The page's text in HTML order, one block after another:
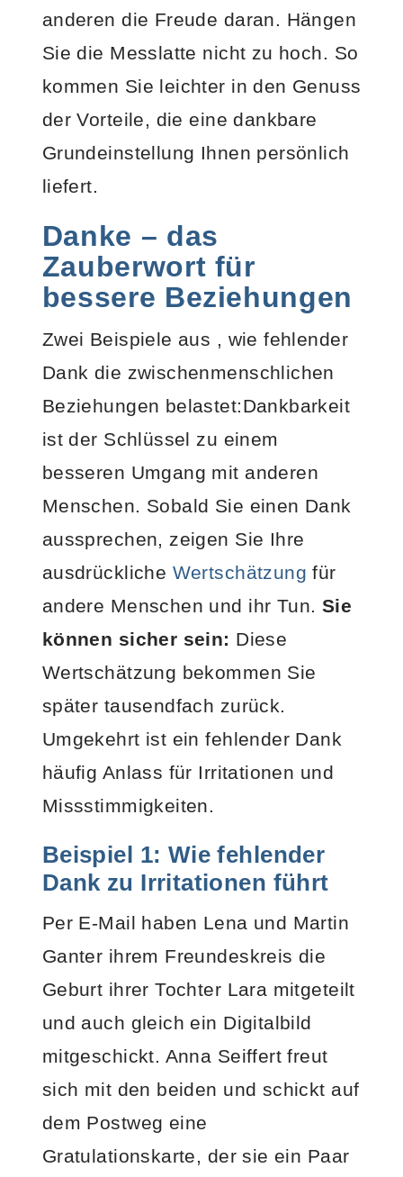
anderen die Freude daran. Hängen
Sie die Messlatte nicht zu hoch. So
kommen Sie leichter in den Genuss
der Vorteile, die eine dankbare
Grundeinstellung Ihnen persönlich
liefert.
Danke – das
Zauberwort für
bessere Beziehungen
Zwei Beispiele aus , wie fehlender
Dank die zwischenmenschlichen
Beziehungen belastet:Dankbarkeit
ist der Schlüssel zu einem
besseren Umgang mit anderen
Menschen. Sobald Sie einen Dank
aussprechen, zeigen Sie Ihre
ausdrückliche Wertschätzung für
andere Menschen und ihr Tun. Sie
können sicher sein: Diese
Wertschätzung bekommen Sie
später tausendfach zurück.
Umgekehrt ist ein fehlender Dank
häufig Anlass für Irritationen und
Missstimmigkeiten.
Beispiel 1: Wie fehlender
Dank zu Irritationen führt
Per E-Mail haben Lena und Martin
Ganter ihrem Freundeskreis die
Geburt ihrer Tochter Lara mitgeteilt
und auch gleich ein Digitalbild
mitgeschickt. Anna Seiffert freut
sich mit den beiden und schickt auf
dem Postweg eine
Gratulationskarte, der sie ein Paar